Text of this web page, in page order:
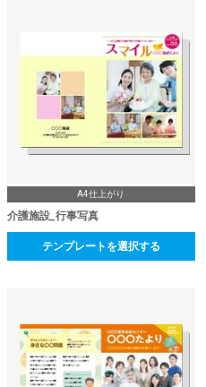
A4仕上がり
介護施設_行事写真
テンプレートを選択する